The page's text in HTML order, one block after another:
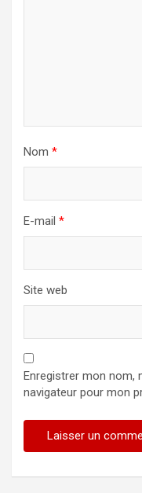
Nom *
E-mail *
Site web
Enregistrer mon nom,
navigateur pour mon